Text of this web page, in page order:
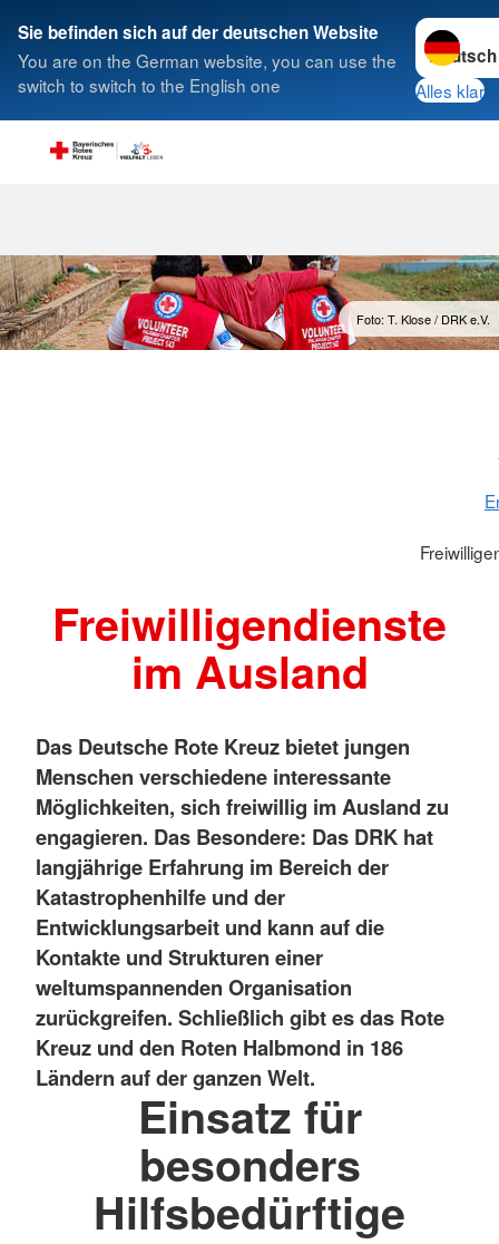
Sie befinden sich auf der deutschen Website
You are on the German website, you can use the
switch to switch to the English one
Sprache
Alles klar
Suche
Foto: T. Klose / DRK e.V.
Freiwilligendienste
im Ausland
Das Deutsche Rote Kreuz bietet jungen
Menschen verschiedene interessante
Möglichkeiten, sich freiwillig im Ausland zu
engagieren. Das Besondere: Das DRK hat
langjährige Erfahrung im Bereich der
Katastrophenhilfe und der
Entwicklungsarbeit und kann auf die
Kontakte und Strukturen einer
weltumspannenden Organisation
zurückgreifen. Schließlich gibt es das Rote
Kreuz und den Roten Halbmond in 186
Ländern auf der ganzen Welt.
Einsatz für
besonders
Hilfsbedürftige